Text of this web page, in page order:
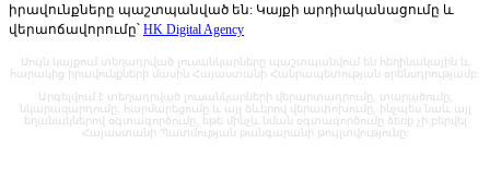
իրավունքները պաշտպանված են: Կայքի արդիականացումը և
վերաոճավորումը՝ HK Digital Agency
Սույն կայքում տեղադրված լուսանկարները պաշտպանվում են հեղինակային և
հարակից իրավունքների մասին Հայաստանի Հանրապետության օրենսդրությամբ:
Արգելվում է տեղադրված լուսանկարների վերարտադրումը, տարածումը,
նկարազարդումը, հարմարեցումը և այլ ձևերով վերափոխումը, ինչպես նաև այլ
եղանակներով օգտագործումը, եթե մինչև նման օգտագործումը ձեռք չի բերվել
Հայաստանի Պատմության թանգարանի թույլտվությունը: